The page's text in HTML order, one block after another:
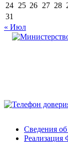
24 25 26 27 28
31
« Июл
Сведения
Реализация